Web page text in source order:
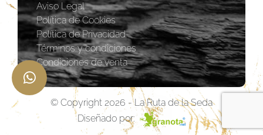
Aviso Legal
Política de Cookies
Política de Privacidad
Términos y condiciones
Condiciones de venta
© Copyright 2026 - La Ruta de la Seda
Diseñado por: